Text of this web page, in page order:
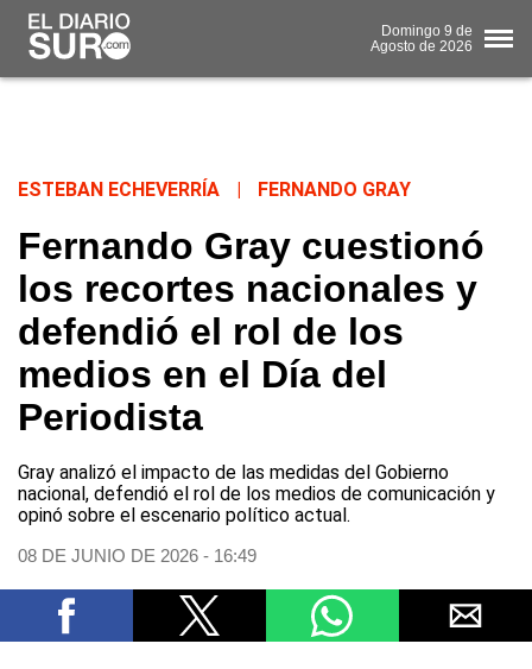
Domingo 9 de
Agosto de 2026
ESTEBAN ECHEVERRÍA FERNANDO GRAY
Fernando Gray cuestionó
los recortes nacionales y
defendió el rol de los
medios en el Día del
Periodista
Gray analizó el impacto de las medidas del Gobierno
nacional, defendió el rol de los medios de comunicación y
opinó sobre el escenario político actual.
08 DE JUNIO DE 2026 - 16:49